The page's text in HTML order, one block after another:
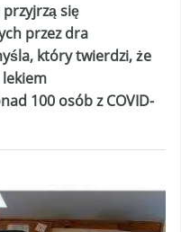
się
przez dra
który twierdzi, że
100 osób z COVID-